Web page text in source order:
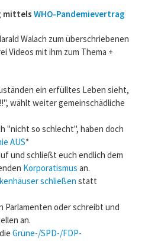
mittels WHO-Pandemievertrag
Walach zum überschriebenen
Videos mit ihm zum Thema +
ein erfülltes Leben sieht,
wählt weiter gemeinschädliche
"nicht so schlecht", haben doch
AUS*
und schließt euch endlich dem
Korporatismus an.
schließen statt
Parlamenten oder schreibt und
an.
Grüne-/SPD-/FDP-